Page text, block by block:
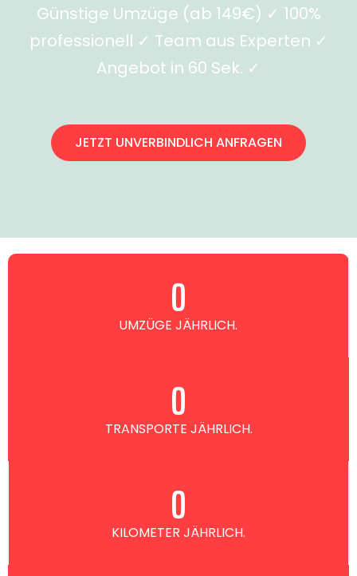
Günstige Umzüge (ab 149€) ✓ 100%
professionell ✓ Team aus Experten ✓
Angebot in 60 Sek. ✓
JETZT UNVERBINDLICH ANFRAGEN
UMZÜGE JÄHRLICH.
0
TRANSPORTE JÄHRLICH.
0
KILOMETER JÄHRLICH.
0